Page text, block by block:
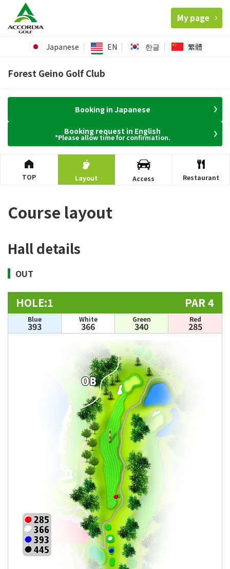
My page
Japanese EN 한글 繁體
Forest Geino Golf Club
Booking in Japanese
Booking request in English
*Please allow time for confirmation.
TOP Layout Access Restaurant
Course layout
Hall details
OUT
HOLE:1 PAR 4
Blue
393
White
366
Green
340
Red
285